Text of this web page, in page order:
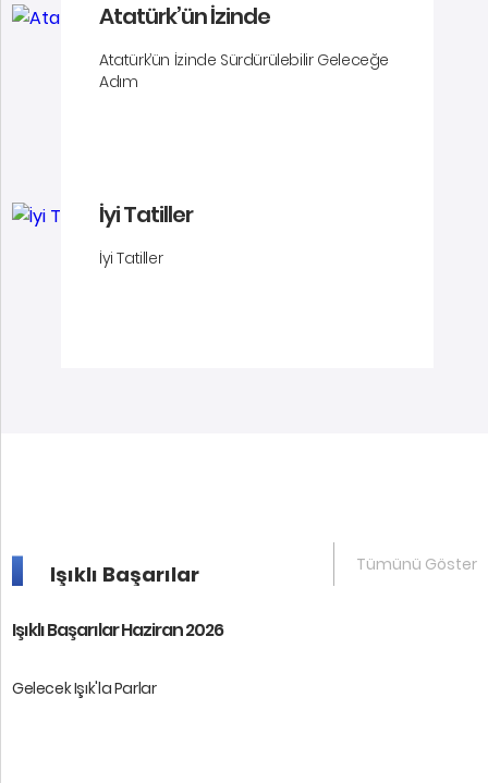
Atatürk’ün İzinde
Sürdürülebilir Geleceğe Adım
Atatürk’ün İzinde Sürdürülebilir Geleceğe
Adım
İyi Tatiller
İyi Tatiller
Işıklı Başarılar Tümünü Göster
Işıklı Başarılar Haziran 2026
Gelecek Işık'la Parlar